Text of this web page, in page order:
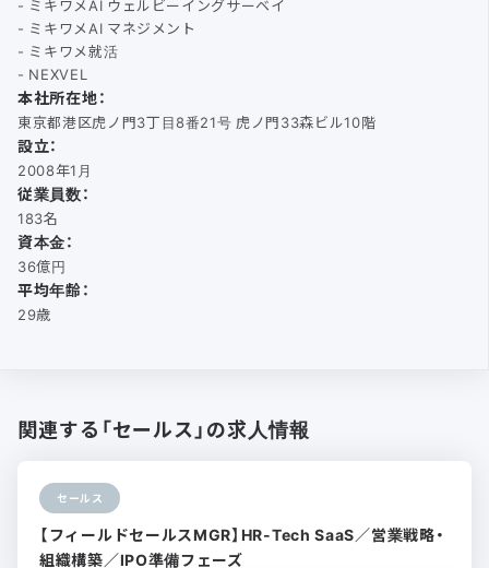
- ミキワメAI ウェルビーイングサーベイ
- ミキワメAI マネジメント
- ミキワメ就活
- NEXVEL
本社所在地：
東京都港区虎ノ門3丁目8番21号 虎ノ門33森ビル10階
設立：
2008年1月
従業員数：
183名
資本金：
36億円
平均年齢：
29歳
関連する「セールス」の求人情報
セールス
【フィールドセールスMGR】HR-Tech SaaS／営業戦略・
組織構築／IPO準備フェーズ